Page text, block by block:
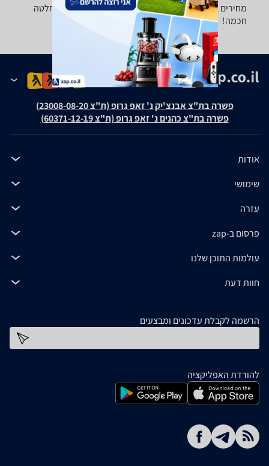
מחירים ביותר מאלף חנויות לבית לגן ולמשרד ותקבל החלטה
חכמה!
פשרה בת"צ אבנצ'יק נ' זאפ גרופ (ת"צ 23008-08-20)
פשרה בת"צ כהנים נ' זאפ גרופ (ת"צ 60371-12-19)
אודות
שימושי
עזרה
פרסום ב-zap
עולמות התוכן שלנו
חוות דעת
הרשמה לקבלת עדכונים ומבצעים
להורדת האפליקציה